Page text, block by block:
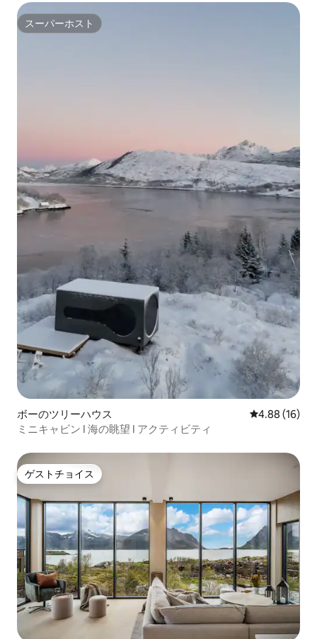
スーパーホスト
スーパーホスト
ボーのツリーハウス レビュー16
4.88 (16)
ミニキャビン I 海の眺望 I アクティビティ
ゲストチョイス
ゲストチョイス